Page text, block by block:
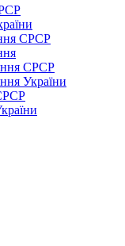
СРСР
СРСР
України